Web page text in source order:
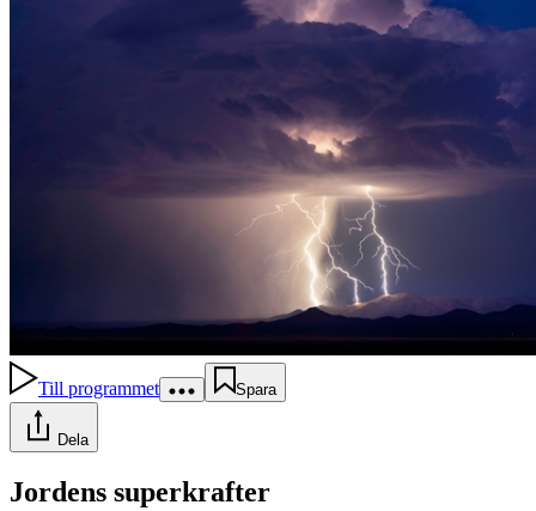
Till programmet Spara
Dela
Jordens superkrafter